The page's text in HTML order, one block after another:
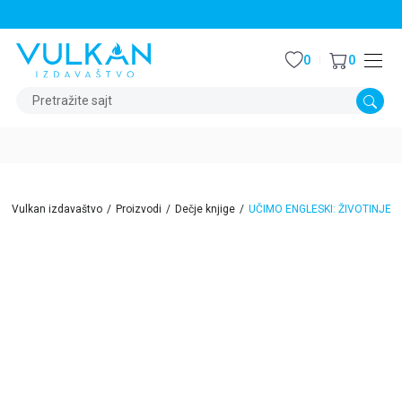
Pretražite sajt
0 0
Vulkan izdavaštvo Proizvodi Dečje knjige UČIMO ENGLESKI: ŽIVOTINJE